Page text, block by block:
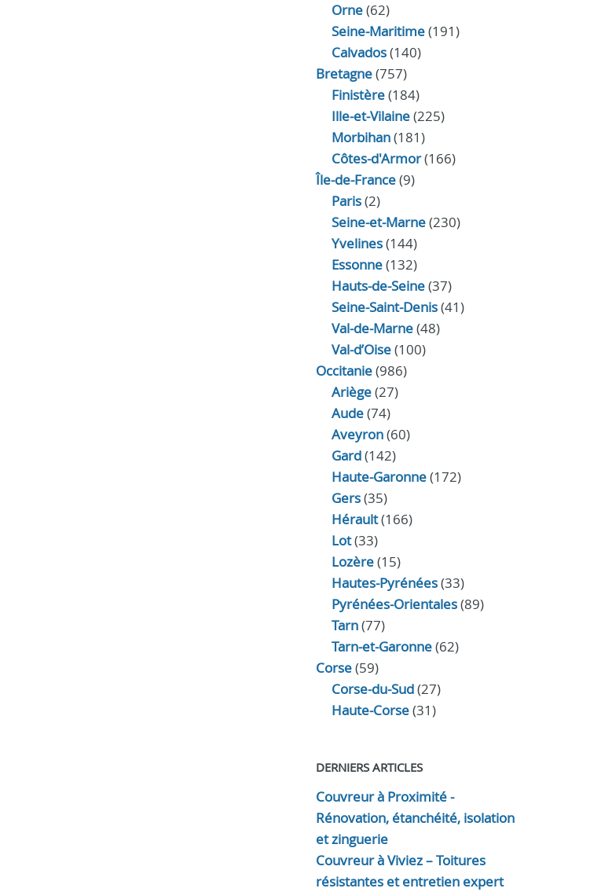
Orne(62)
Seine-Maritime(191)
Calvados(140)
Bretagne(757)
Finistère(184)
Ille-et-Vilaine(225)
Morbihan(181)
Côtes-d'Armor(166)
Île-de-France(9)
Paris(2)
Seine-et-Marne(230)
Yvelines(144)
Essonne(132)
Hauts-de-Seine(37)
Seine-Saint-Denis(41)
Val-de-Marne(48)
Val-d’Oise(100)
Occitanie(986)
Ariège(27)
Aude(74)
Aveyron(60)
Gard(142)
Haute-Garonne(172)
Gers(35)
Hérault(166)
Lot(33)
Lozère(15)
Hautes-Pyrénées(33)
Pyrénées-Orientales(89)
Tarn(77)
Tarn-et-Garonne(62)
Corse(59)
Corse-du-Sud(27)
Haute-Corse(31)
DERNIERS ARTICLES
Couvreur à Proximité -
Rénovation, étanchéité, isolation
et zinguerie
Couvreur à Viviez – Toitures
résistantes et entretien expert